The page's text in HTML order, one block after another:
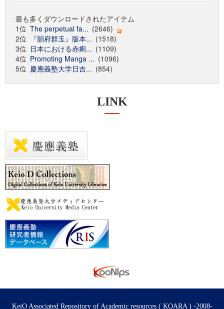
最も多くダウンロードされたアイテム
1位 The perpetual fa... (2646)
2位
『韻府群玉』版本... (1518)
3位 日本における赤痢... (1109)
4位 Promoting Manga ... (1096)
5位 慶應義塾大学日吉... (854)
LINK
KeiO Associated Repository of Academic resources ( KOARA ) -2008-